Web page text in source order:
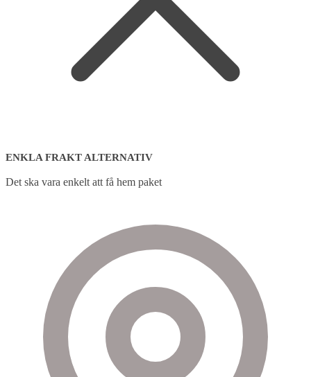
ENKLA FRAKT ALTERNATIV
Det ska vara enkelt att få hem paket